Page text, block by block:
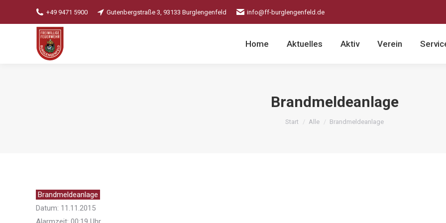
+49 9471 5900 Gutenbergstraße 3, 93133 Burglengenfeld info@ff-burglengenfeld.de
Home Aktuelles Aktiv Verein
Brandmeldeanlage
Sie befinden sich hier:
Start Alle Brandmeldeanlage
Brandmeldeanlage
Datum: 11.11.2015